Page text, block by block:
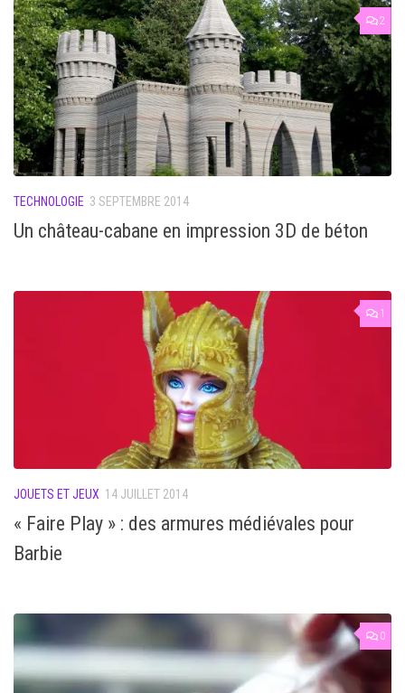
2
TECHNOLOGIE 3 SEPTEMBRE 2014
Un château-cabane en impression 3D de béton
1
JOUETS ET JEUX 14 JUILLET 2014
« Faire Play » : des armures médiévales pour
Barbie
0